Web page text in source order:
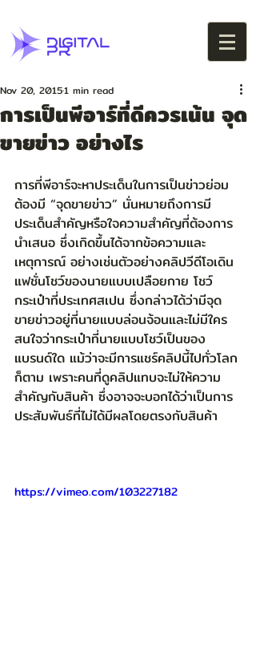
การเป็นพีอาร์ที่ดีควรเน้น จุด
ขายข่าว อย่างไร
Nov 20, 20151 min read
การที่พีอาร์จะหาประเด็นในการเป็นข่าวย่อม
ต้องมี “จุดขายข่าว” นั่นหมายถึงการมี
ประเด็นสำคัญหรือใจความสำคัญที่ต้องการ
นำเสนอ ซึ่งเกิดขึ้นได้จากข้อความและ
เหตุการณ์ อย่างเช่นตัวอย่างคลิปวีดีโอเดิน
แฟชั่นโชว์ของนายแบบเปลือยกาย โชว์
กระเป๋าที่ประเทศสเปน ซึ่งกล่าวได้ว่ามีจุด
ขายข่าวอยู่ที่นายแบบล่อนจ้อนและไม่มีใคร
สนใจว่ากระเป๋าที่นายแบบโชว์เป็นของ
แบรนด์ใด แม้ว่าจะมีการแชร์คลิปนี้ไปทั่วโลก
ก็ตาม เพราะคนที่ดูคลิปแทบจะไม่ให้ความ
สำคัญกับสินค้า ซึ่งอาจจะบอกได้ว่าเป็นการ
ประสัมพันธ์ที่ไม่ได้มีผลโดยตรงกับสินค้า
https://vimeo.com/103227182